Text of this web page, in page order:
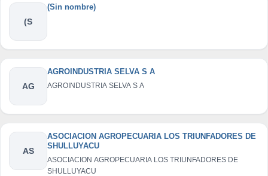
(S
(Sin nombre)
AG
AGROINDUSTRIA SELVA S A
AGROINDUSTRIA SELVA S A
AS
ASOCIACION AGROPECUARIA LOS TRIUNFADORES DE
SHULLUYACU
ASOCIACION AGROPECUARIA LOS TRIUNFADORES DE
SHULLUYACU